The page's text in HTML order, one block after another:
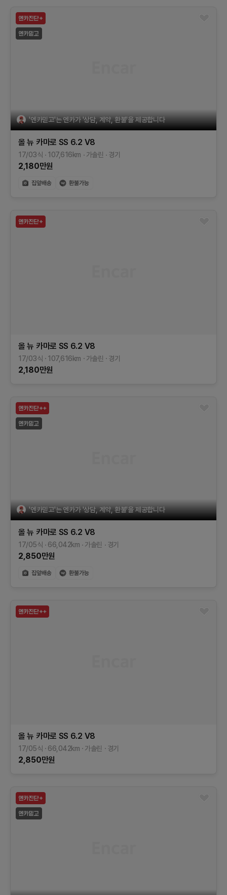
'엔카믿고'는 엔카가 '상담, 계약, 환불'을 제공합니다
올 뉴 카마로 SS 6.2 V8
17/03식 107,616km 가솔린 경기
2,180만원
올 뉴 카마로 SS 6.2 V8
17/03식 107,616km 가솔린 경기
2,180만원
'엔카믿고'는 엔카가 '상담, 계약, 환불'을 제공합니다
올 뉴 카마로 SS 6.2 V8
17/05식 66,042km 가솔린 경기
2,850만원
올 뉴 카마로 SS 6.2 V8
17/05식 66,042km 가솔린 경기
2,850만원